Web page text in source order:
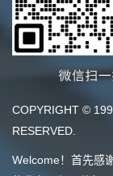
COPYRIGHT ©
RESERVED.
Welcome！首先感